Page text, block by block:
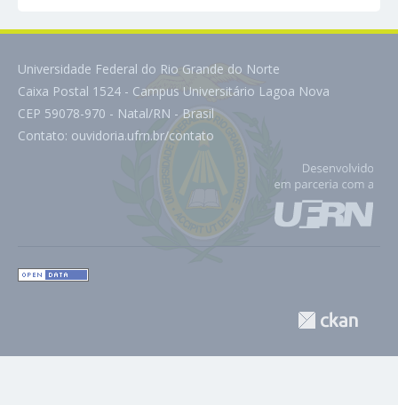
Universidade Federal do Rio Grande do Norte
Caixa Postal 1524 - Campus Universitário Lagoa Nova
CEP 59078-970 - Natal/RN - Brasil
Contato: ouvidoria.ufrn.br/contato